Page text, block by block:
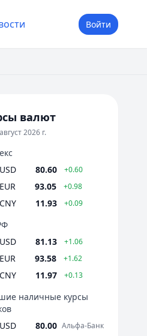
Войти
валют
2026 г.
USD
80.60 +0.60
EUR 93.05 +0.98
CNY 11.93 +0.09
USD
81.13 +1.06
EUR 93.58 +1.62
CNY 11.97 +0.13
наличные курсы
USD
80.00 Альфа-Банк